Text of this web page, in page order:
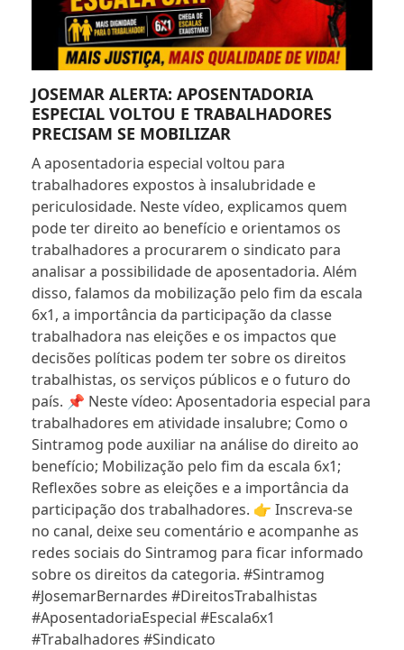
JOSEMAR ALERTA: APOSENTADORIA
ESPECIAL VOLTOU E TRABALHADORES
PRECISAM SE MOBILIZAR
A aposentadoria especial voltou para
trabalhadores expostos à insalubridade e
periculosidade. Neste vídeo, explicamos quem
pode ter direito ao benefício e orientamos os
trabalhadores a procurarem o sindicato para
analisar a possibilidade de aposentadoria. Além
disso, falamos da mobilização pelo fim da escala
6x1, a importância da participação da classe
trabalhadora nas eleições e os impactos que
decisões políticas podem ter sobre os direitos
trabalhistas, os serviços públicos e o futuro do
país. 📌 Neste vídeo: Aposentadoria especial para
trabalhadores em atividade insalubre; Como o
Sintramog pode auxiliar na análise do direito ao
benefício; Mobilização pelo fim da escala 6x1;
Reflexões sobre as eleições e a importância da
participação dos trabalhadores. 👉 Inscreva-se
no canal, deixe seu comentário e acompanhe as
redes sociais do Sintramog para ficar informado
sobre os direitos da categoria. #Sintramog
#JosemarBernardes #DireitosTrabalhistas
#AposentadoriaEspecial #Escala6x1
#Trabalhadores #Sindicato